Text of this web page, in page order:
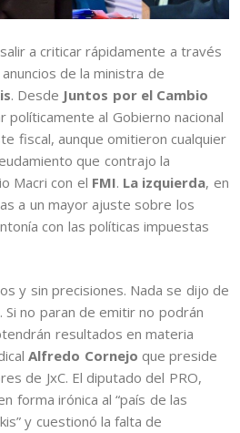
a criticar rápidamente a través
de la ministra de
. Desde Juntos por el Cambio
políticamente al Gobierno nacional
fiscal, aunque omitieron cualquier
que contrajo la
Macri con el FMI. La izquierda, en
a un mayor ajuste sobre los
con las políticas impuestas
y sin precisiones. Nada se dijo de
no paran de emitir no podrán
resultados en materia
Alfredo Cornejo que preside
de JxC. El diputado del PRO,
forma irónica al “país de las
y cuestionó la falta de